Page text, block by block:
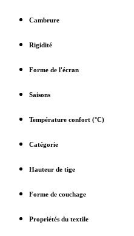
Cambrure
Rigidité
Forme de l'écran
Saisons
Température confort (°C)
Catégorie
Hauteur de tige
Forme de couchage
Propriétés du textile